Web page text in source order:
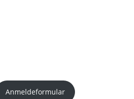
Anmeldeformular